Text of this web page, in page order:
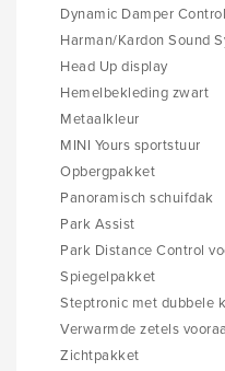
Dynamic Damper Control
Harman/Kardon Sound
Head Up display
Hemelbekleding zwart
Metaalkleur
MINI Yours sportstuur
Opbergpakket
Panoramisch schuifdak
Park Assist
Park Distance Control
Spiegelpakket
Steptronic met dubbele
Verwarmde zetels
Zichtpakket